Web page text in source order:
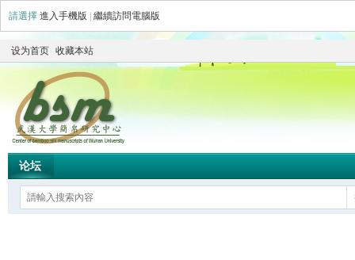
請選擇 進入手機版 繼續訪問電腦版
设为首页 收藏本站
论坛